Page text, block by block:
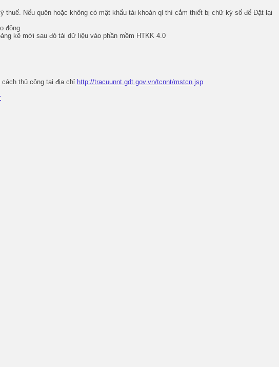
thuế. Nếu quên hoặc không có mật khẩu tài khoản ql thì cắm thiết bị chữ ký số để Đặt lại
động.
kê mới sau đó tải dữ liệu vào phần mềm HTKK 4.0
thủ công tại địa chỉ http://tracuunnt.gdt.gov.vn/tcnnt/mstcn.jsp